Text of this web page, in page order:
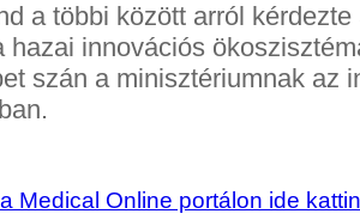
a többi között arról
hazai innovációs
szán a minisztériumnak az
Medical Online portálon ide